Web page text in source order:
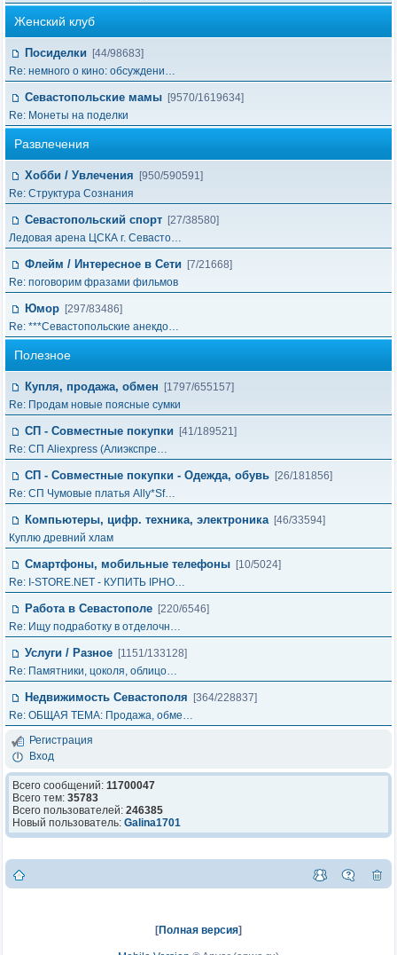
Женский клуб
Посиделки
[44/98683]
Re: немного о кино: обсуждени…
Севастопольские мамы [9570/1619634]
Re: Монеты на поделки
Развлечения
Хобби / Увлечения
[950/590591]
Re: Структура Сознания
Севастопольский спорт [27/38580]
Ледовая арена ЦСКА г. Севасто…
Флейм / Интересное в Cети
[7/21668]
Re: поговорим фразами фильмов
Юмор [297/83486]
Re: ***Севастопольские анекдо…
Полезное
Купля, продажа, обмен
[1797/655157]
Re: Продам новые поясные сумки
СП - Совместные покупки
[41/189521]
Re: СП Aliexpress (Алиэкспре…
СП - Совместные покупки - Одежда, обувь [26/181856]
Re: СП Чумовые платья Ally*Sf…
Компьютеры, цифр. техника, электроника [46/33594]
Куплю древний хлам
Смартфоны, мобильные телефоны [10/5024]
Re: I-STORE.NET - КУПИТЬ IPHO…
Работа в Севастополе [220/6546]
Re: Ищу подработку в отделочн…
Услуги / Разное [1151/133128]
Re: Памятники, цоколя, облицо…
Недвижимость Севастополя
[364/228837]
Re: ОБЩАЯ ТЕМА: Продажа, обме…
Регистрация
Вход
Всего сообщений: 11700047
Всего тем: 35783
Всего пользователей: 246385
Новый пользователь: Galina1701
[Полная версия]